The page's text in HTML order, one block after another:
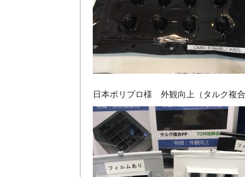
日本ポリプロ様 外観向上（タルク複